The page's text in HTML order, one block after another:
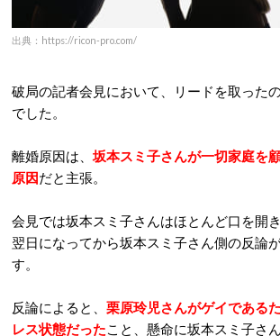
出典：https://ricon-pro.com/
破局の記者会見において、リードを取った
でした。
離婚原因は、坂本スミ子さんが一切家庭を
原因だと主張。
会見では坂本スミ子さんはほとんど口を開
翌日になってから坂本スミ子さん側の反論
す。
反論によると、 栗原玲児さんがゲイである
レス状態だったこと、懸命に坂本スミ子さ